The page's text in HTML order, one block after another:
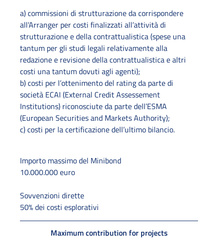
a) commissioni di strutturazione da corrispondere
all’Arranger per costi finalizzati all’attività di
strutturazione e della contrattualistica (spese una
tantum per gli studi legali relativamente alla
redazione e revisione della contrattualistica e altri
costi una tantum dovuti agli agenti);
b) costi per l’ottenimento del rating da parte di
società ECAI (External Credit Assessement
Institutions) riconosciute da parte dell’ESMA
(European Securities and Markets Authority);
c) costi per la certificazione dell’ultimo bilancio.
Importo massimo del Minibond
10.000.000 euro
Sovvenzioni dirette
50% dei costi esplorativi
Maximum contribution for projects